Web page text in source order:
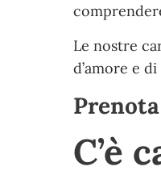
Le nostre
d’amore e
C’è